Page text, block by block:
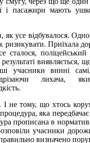
і пасажири мають
як усе відбувалося.
ризикувати. Приїхала
сталося,
виявляється,
учасники винні
лихача,
І не тому, що хтось
яка передбачає
прописана в
учасники
визначено